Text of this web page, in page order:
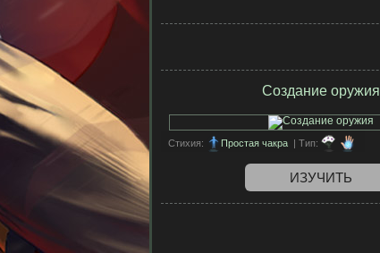
Создание оружия
Стихия: Простая чакра | Тип:
ИЗУЧИТЬ